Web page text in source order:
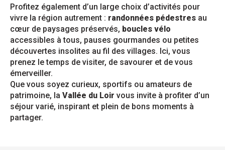
Profitez également d’un large choix d’activités pour
vivre la région autrement : randonnées pédestres au
cœur de paysages préservés, boucles vélo
accessibles à tous, pauses gourmandes ou petites
découvertes insolites au fil des villages. Ici, vous
prenez le temps de visiter, de savourer et de vous
émerveiller.
Que vous soyez curieux, sportifs ou amateurs de
patrimoine, la Vallée du Loir vous invite à profiter d’un
séjour varié, inspirant et plein de bons moments à
partager.